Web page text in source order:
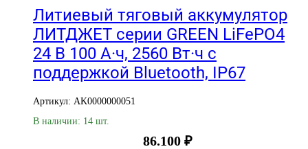
Литиевый тяговый аккумулятор
ЛИТДЖЕТ серии GREEN LiFePO4
24 В 100 А·ч, 2560 Вт·ч с
поддержкой Bluetooth, IP67
Артикул: AK0000000051
В наличии: 14 шт.
86.100 ₽